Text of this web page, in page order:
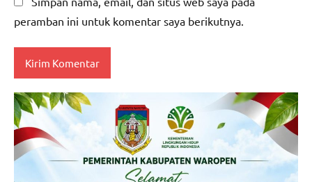
peramban ini untuk komentar saya berikutnya.